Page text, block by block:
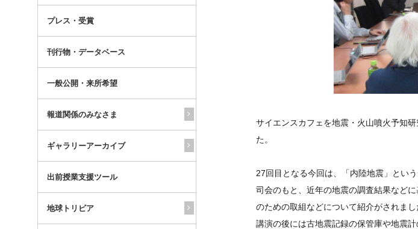
プレス・受賞
刊行物・データベース
一般公開・来所希望
報道関係のみなさま
ギャラリーアーカイブ
出前授業支援ツール
地球トリビア
サイエンスカフェを地震・火山噴火予知
た。
27回目となる今回は、「内陸地震」とい
司会のもと、近年の地震の調査結果など
のための取組などについて紹介がされまし
講演の後には古地震記録の保管庫や地震計